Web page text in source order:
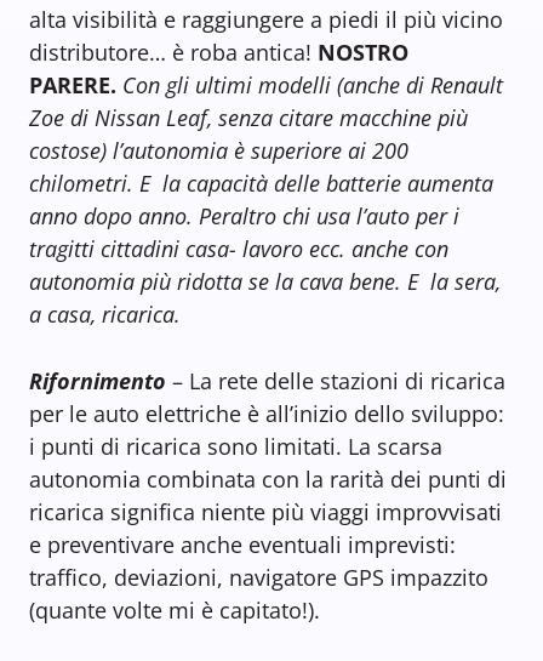
alta visibilità e raggiungere a piedi il più vicino
distributore… è roba antica! NOSTRO
PARERE. Con gli ultimi modelli (anche di Renault
Zoe di Nissan Leaf, senza citare macchine più
costose) l’autonomia è superiore ai 200
chilometri. E la capacità delle batterie aumenta
anno dopo anno. Peraltro chi usa l’auto per i
tragitti cittadini casa- lavoro ecc. anche con
autonomia più ridotta se la cava bene. E la sera,
a casa, ricarica.
Rifornimento – La rete delle stazioni di ricarica
per le auto elettriche è all’inizio dello sviluppo:
i punti di ricarica sono limitati. La scarsa
autonomia combinata con la rarità dei punti di
ricarica significa niente più viaggi improvvisati
e preventivare anche eventuali imprevisti:
traffico, deviazioni, navigatore GPS impazzito
(quante volte mi è capitato!).